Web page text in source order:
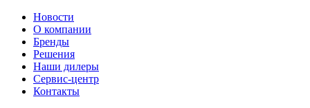
Новости
О компании
Бренды
Решения
Наши дилеры
Сервис-центр
Контакты